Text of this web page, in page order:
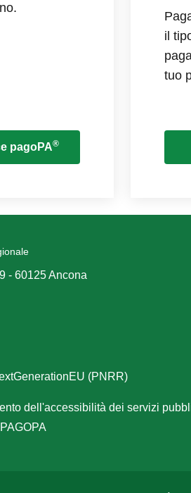
pagoPA®
il
tuo
- 60125 Ancona
(PNRR)
dell'accessibilità dei servizi